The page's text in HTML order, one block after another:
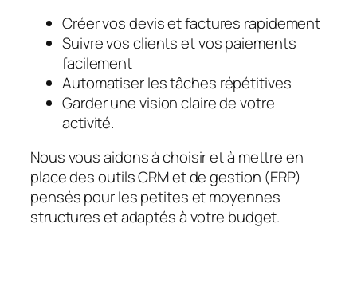
Créer vos devis et factures rapidement
Suivre vos clients et vos paiements
facilement
Automatiser les tâches répétitives
Garder une vision claire de votre
activité.
Nous vous aidons à choisir et à mettre en
place des outils CRM et de gestion (ERP)
pensés pour les petites et moyennes
structures et adaptés à votre budget.